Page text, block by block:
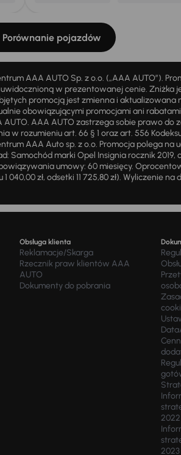
Porównanie pojazdów
AAA AUTO Sp. z o.o. („AAA AUTO”).
w prezentowanej cenie. Zniżka
promocją jest zmienna i
obowiązującymi promocjami ani
AAA AUTO zastrzega sobie prawo
rozumieniu art. 66 § 1 oraz art. 556
AAA Auto sp. z o.o. Promocja polega na
Samochód marki Opel Insignia rocznik 2019,
umowy: 60 miesięcy.
zł, odsetki 11 725,80 zł). Wyliczenie
Obsługa klienta
Reklamacje/Skarga
Rzecznik praw klientów AAA
AUTO
Dokumenty do pobrania
2022
2023